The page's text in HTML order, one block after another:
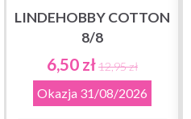
LINDEHOBBY COTTON
8/8
6,50 zł12,95 zł
Okazja 31/08/2026